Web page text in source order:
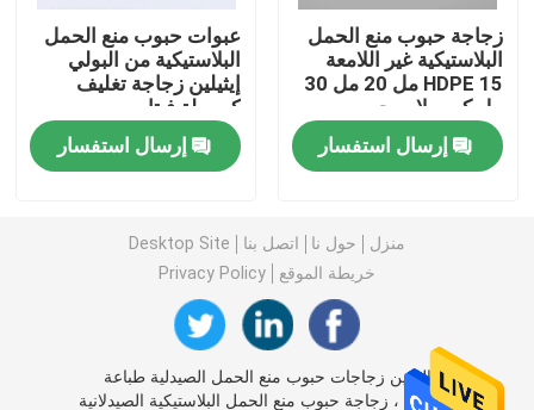
زجاجة منظفات الغسيل
عبوات تعبئة المبيدات
حلوى كوكي جار
غطاء الزجاجات البلاستيكية
تشكيل زجاجة بلاستيكية
زجاجات بهار بلاستيكية
زجاجة حبوب منع الحمل
البلاستيكية غير اللامعة
HDPE 15 مل 20 مل 30
مل كبسولات حبوب
الدواء
إرسال استفسار
عبوات حبوب منع الحمل
البلاستيكية من البولي
إيثيلين زجاجة تغليف
كبسولة فيتامين
إرسال استفسار
منزل حول نا اتصل بنا
Desktop Site
خريطة الموقع
Privacy Policy
الصين زجاجات حبوب منع الحمل الصيدلية طباعة
الشاشة ، زجاجة حبوب منع الحمل البلاستيكية الصيدلانية